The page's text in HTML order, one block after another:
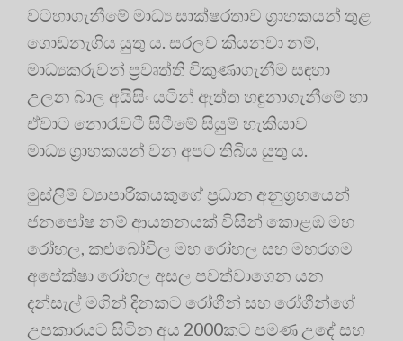
වටහාගැනීමේ මාධ්‍ය සාක්ෂරතාව ග්‍රාහකයන් තුළ
ගොඩනැගිය යුතු ය. සරලව කියනවා නම්,
මාධ්‍යකරුවන් ප්‍රවෘත්ති විකුණාගැනීම සඳහා
උලන බාල අයිසිං යටින් ඇත්ත හඳුනාගැනීමේ හා
ඒවාට නොරැවටී සිටීමේ සියුම් හැකියාව
මාධ්‍ය ග්‍රාහකයන් වන අපට තිබිය යුතු ය.
මුස්ලිම් ව්‍යාපාරිකයකුගේ ප්‍රධාන අනුග්‍රහයෙන්
ජනපෝෂ නම් ආයතනයක් විසින් කොළඹ මහ
රෝහල, කළුබෝවිල මහ රෝහල සහ මහරගම
අපේක්ෂා රෝහල අසල පවත්වාගෙන යන
දන්සැල් මගින් දිනකට රෝගීන් සහ රෝගීන්ගේ
උපකාරයට සිටින අය 2000කට පමණ උදේ සහ